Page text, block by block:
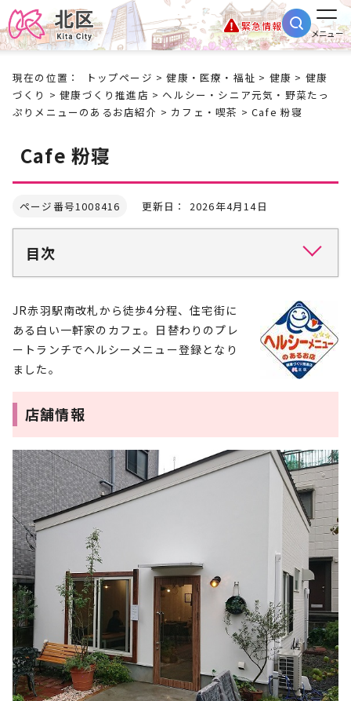
緊急情報
メニュー
現在の位置： トップページ >健康・医療・福祉 > 健康 > 健康
づくり >健康づくり推進店 > ヘルシー・シニア元気・野菜たっ
ぷりメニューのあるお店紹介 > カフェ・喫茶 > Cafe 粉寝
Cafe 粉寝
ページ番号1008416 更新日： 2026年4月14日
目次
JR赤羽駅南改札から徒歩4分程、住宅街に
ある白い一軒家のカフェ。日替わりのプレ
ートランチでヘルシーメニュー登録となり
ました。
店舗情報